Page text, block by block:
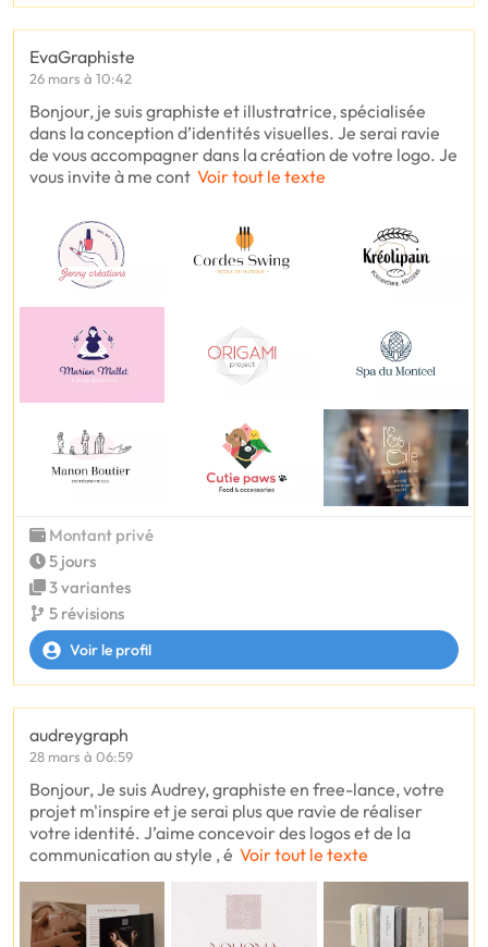
EvaGraphiste
26 mars à 10:42
Bonjour, je suis graphiste et illustratrice, spécialisée
dans la conception d’identités visuelles. Je serai ravie
de vous accompagner dans la création de votre logo. Je
vous invite à me cont Voir tout le texte
Montant privé
5 jours
3 variantes
5 révisions
Voir le profil
audreygraph
28 mars à 06:59
Bonjour, Je suis Audrey, graphiste en free-lance, votre
projet m'inspire et je serai plus que ravie de réaliser
votre identité. J’aime concevoir des logos et de la
communication au style , é Voir tout le texte